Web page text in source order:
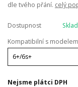
dle tvého přání. celý
Dostupnost
Kompatibilní s
Nejsme plátci DPH